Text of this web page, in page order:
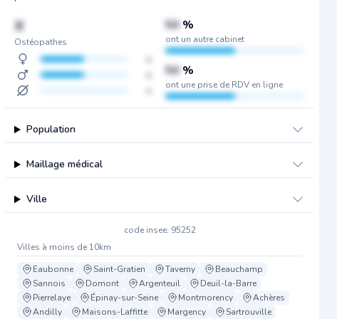
X
Ostéopathes
50 %
ont un autre cabinet
50 %
ont une prise de RDV en ligne
Population
Maillage médical
Ville
code insee: 95252
Villes à moins de 10km
Eaubonne
Saint-Gratien Taverny
Beauchamp
Sannois
Domont Argenteuil
Deuil-la-Barre
Pierrelaye
Épinay-sur-Seine Montmorency
Achères
Andilly
Maisons-Laffitte Margency Sartrouville